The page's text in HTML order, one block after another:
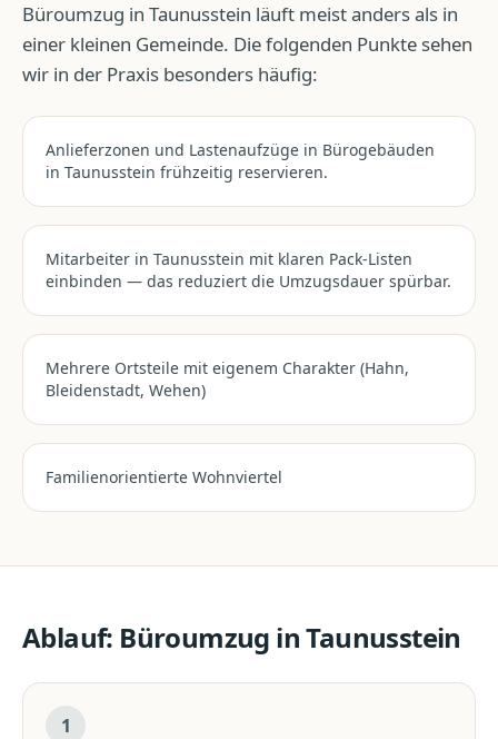
Büroumzug in Taunusstein läuft meist anders als in
einer kleinen Gemeinde. Die folgenden Punkte sehen
wir in der Praxis besonders häufig:
Anlieferzonen und Lastenaufzüge in Bürogebäuden
in Taunusstein frühzeitig reservieren.
Mitarbeiter in Taunusstein mit klaren Pack-Listen
einbinden — das reduziert die Umzugsdauer spürbar.
Mehrere Ortsteile mit eigenem Charakter (Hahn,
Bleidenstadt, Wehen)
Familienorientierte Wohnviertel
Ablauf: Büroumzug inTaunusstein
1